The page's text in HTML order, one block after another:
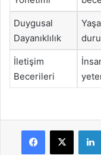
Duygusal
Dayanıklılık
İletişim
Becerileri
Facebook
X